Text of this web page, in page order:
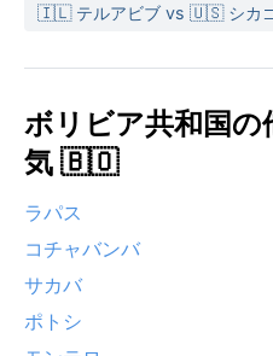
稀である。年間を通じて日
🇮🇱 テルアビブ vs 🇺🇸 シカ
ボリビア共和国の
気 🇧🇴
ラパス
コチャバンバ
サカバ
ポトシ